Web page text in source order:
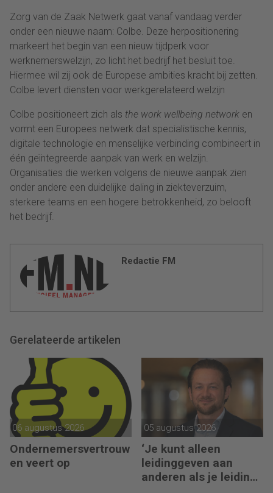
Zorg van de Zaak Netwerk gaat vanaf vandaag verder
onder een nieuwe naam: Colbe. Deze herpositionering
markeert het begin van een nieuw tijdperk voor
werknemerswelzijn, zo licht het bedrijf het besluit toe.
Hiermee wil zij ook de Europese ambities kracht bij zetten.
Colbe levert diensten voor werkgerelateerd welzijn
Colbe positioneert zich als the work wellbeing network en
vormt een Europees netwerk dat specialistische kennis,
digitale technologie en menselijke verbinding combineert in
één geïntegreerde aanpak van werk en welzijn.
Organisaties die werken volgens de nieuwe aanpak zien
onder andere een duidelijke daling in ziekteverzuim,
sterkere teams en een hogere betrokkenheid, zo belooft
het bedrijf.
Redactie FM
Gerelateerde artikelen
06 augustus 2026
Ondernemersvertrouw
en veert op
05 augustus 2026
‘Je kunt alleen
leidinggeven aan
anderen als je leiding